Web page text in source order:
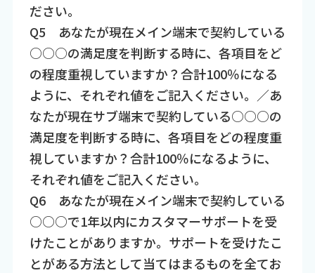
ださい。
Q5 あなたが現在メイン端末で契約している
○○○の満足度を判断する時に、各項目をど
の程度重視していますか？合計100％になる
ように、それぞれ値をご記入ください。／あ
なたが現在サブ端末で契約している○○○の
満足度を判断する時に、各項目をどの程度重
視していますか？合計100％になるように、
それぞれ値をご記入ください。
Q6 あなたが現在メイン端末で契約している
○○○で1年以内にカスタマーサポートを受
けたことがありますか。サポートを受けたこ
とがある方法として当てはまるものを全てお